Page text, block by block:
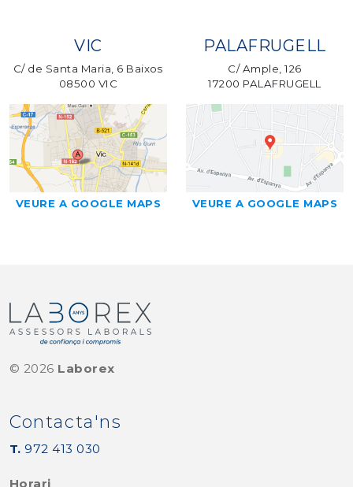
VIC
C/ de Santa Maria, 6 Baixos
08500 VIC
VEURE A GOOGLE MAPS
PALAFRUGELL
C/ Ample, 126
17200 PALAFRUGELL
VEURE A GOOGLE MAPS
© 2026 Laborex
Contacta'ns
T.972 413 030
Horari